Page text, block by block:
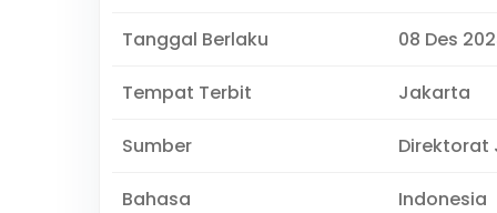
Tanggal Berlaku 08 Des
Tempat Terbit Jakarta
Sumber Direktorat
Bahasa Indonesia